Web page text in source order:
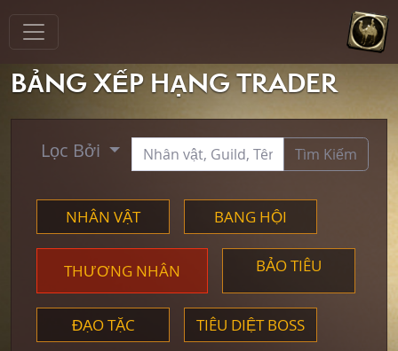
BẢNG XẾP HẠNG TRADER
Lọc Bởi Tìm Kiếm
NHÂN VẬT BANG HỘI
THƯƠNG NHÂN BẢO TIÊU
ĐẠO TẶC TIÊU DIỆT BOSS